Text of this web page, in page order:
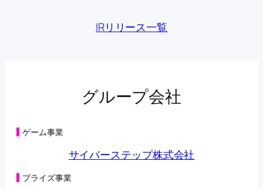
(193KB)
主要株主の異動に関するお知らせ(134KB)
2026年05月29日
滅並びに特別利益の計上に関するお知らせ
2026年05月29日
第三者割当により調達した資金の支出予定時期の変更
に関するお知らせ(198KB)
2026年05月28日
主要株主の異動に関するお知らせ
IRリリース一覧
グループ会社
ゲーム事業
サイバーステップ株式会社
プライズ事業